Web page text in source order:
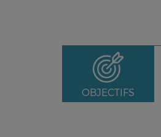
OBJECTIFS